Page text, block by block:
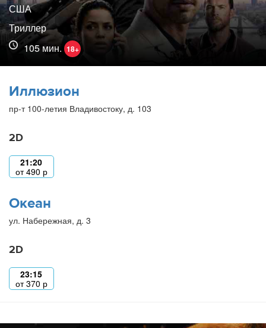
США
Триллер
105 мин. 18+
Иллюзион
пр-т 100-летия Владивостоку, д. 103
2D
21:20
от490 р
Океан
ул. Набережная, д. 3
2D
23:15
от370 р